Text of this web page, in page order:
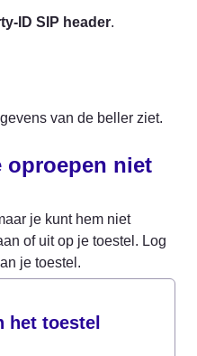
ID SIP header.
van de beller ziet.
oproepen niet
je kunt hem niet
of uit op je toestel. Log
je toestel.
het toestel